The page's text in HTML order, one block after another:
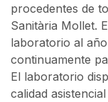
procedentes de
Sanitària Mollet.
laboratorio al
continuamente
El laboratorio
calidad